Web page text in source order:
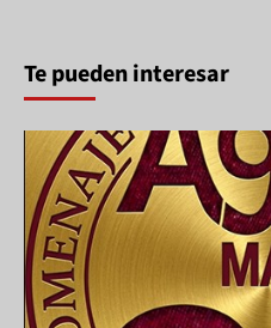
Te pueden interesar